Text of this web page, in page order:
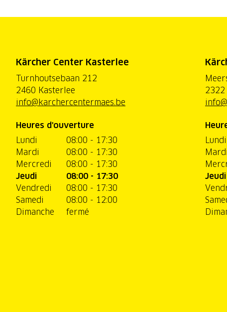
Kärcher Center Kasterlee
Turnhoutsebaan 212
2460 Kasterlee
info@karchercentermaes.be
Heures d'ouverture
Lundi
08:00 - 17:30
Mardi
08:00 - 17:30
Mercredi
08:00 - 17:30
Jeudi
08:00 - 17:30
Vendredi
08:00 - 17:30
Samedi
08:00 - 12:00
Dimanche
fermé
Lundi
Mardi
Jeudi